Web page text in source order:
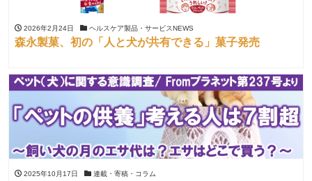
2026年2月24日 ヘルスケア製品・サービスNEWS
森永製菓、初の「人と犬が共有できる」菓子発売
2025年10月17日 連載・寄稿・コラム